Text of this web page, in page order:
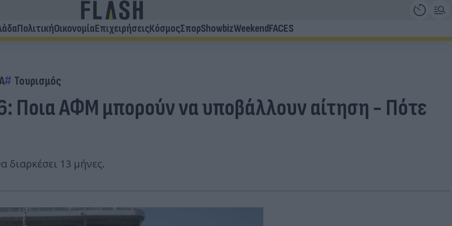
ΠολιτικήΟικονομίαΕπιχειρήσειςΚόσμοςΣπορShowbizWeekendFACES
Τουρισμός
Ποια ΑΦΜ μπορούν να υποβάλλουν αίτηση - Πότε
διαρκέσει 13 μήνες.